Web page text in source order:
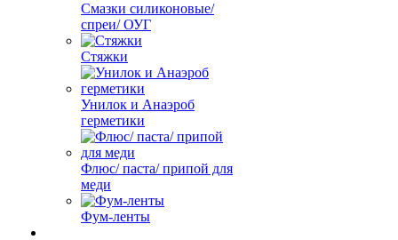
Смазки силиконовые/
спреи/ ОУГ
Стяжки
Унилок и Анаэроб
герметики
Флюс/ паста/ припой для
меди
Фум-ленты